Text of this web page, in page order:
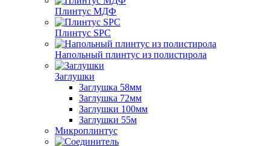
Плинтус МДФ
Плинтус SPC
Напольный плинтус из полистирола
Заглушки
Заглушка 58мм
Заглушка 72мм
Заглушки 100мм
Заглушки 55м
Микроплинтус